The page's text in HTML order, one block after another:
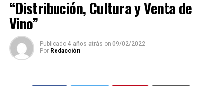
“Distribución, Cultura y Venta de
Vino”
Publicado 4 años atrás on 09/02/2022
Por Redacción